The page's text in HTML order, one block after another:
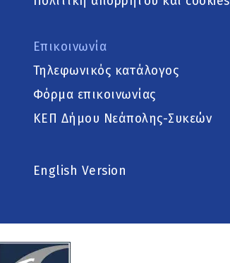
Επικοινωνία
Τηλεφωνικός κατάλογος
Φόρμα επικοινωνίας
ΚΕΠ Δήμου Νεάπολης-Συκεών
English Version